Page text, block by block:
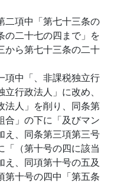
二項中「第七十三条の
の二十七の四まで」を
から第七十三条の二十
項中「、非課税独立行
行政法人」に改め、
法人」を削り、同条第
合」の下に「及びマン
え、同条第三項第三号
「（第十号の四に該当
、同項第十号の五及
第十号の四中「第五条